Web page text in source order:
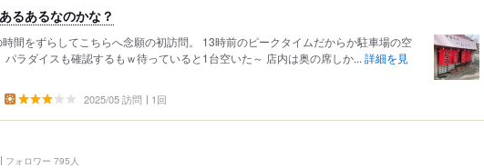
るあるなのかな？
間をずらしてこちらへ念願の初訪問。 13時前のピークタイムだからか駐車場の空
パラダイスも確認するもｗ待っていると1台空いた～ 店内は奥の席しか... 詳細を見
2025/05 訪問 1回
フォロワー 795人